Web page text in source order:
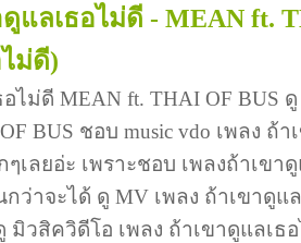
แลเธอไม่ดี - MEAN ft.
ม่ดี)
ไม่ดี MEAN ft. THAI OF BUS
BUS ชอบ music vdo เพลง ถ้
ๆเลยอ่ะ เพราะชอบ เพลงถ้าเขา
ว่าจะได้ ดู MV เพลง ถ้าเขาดูแ
มิวสิควิดีโอ เพลง ถ้าเขาดูแลเธ